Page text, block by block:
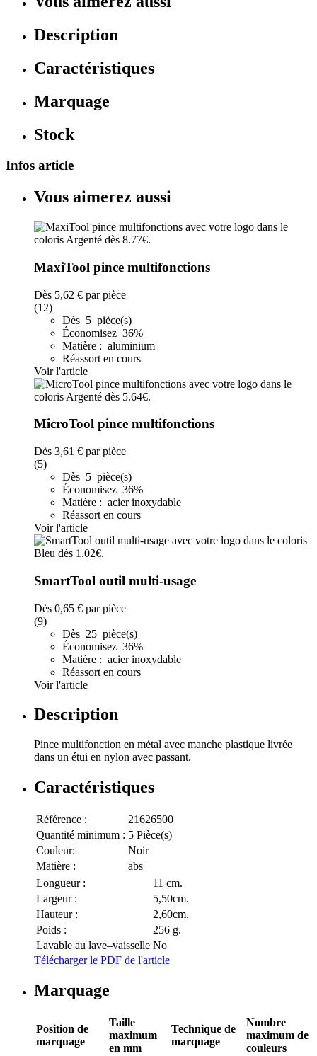
Description
Caractéristiques
Marquage
Stock
Infos article
Vous aimerez aussi
MaxiTool pince multifonctions
Dès 5,62 € par pièce
(12)
Dès 5 pièce(s)
Économisez 36%
Matière : aluminium
Réassort en cours
Voir l'article
MicroTool pince multifonctions
Dès 3,61 € par pièce
(5)
Dès 5 pièce(s)
Économisez 36%
Matière : acier inoxydable
Réassort en cours
Voir l'article
SmartTool outil multi-usage
Dès 0,65 € par pièce
(9)
Dès 25 pièce(s)
Économisez 36%
Matière : acier inoxydable
Réassort en cours
Voir l'article
Description
Pince multifonction en métal avec manche plastique livrée
dans un étui en nylon avec passant.
Caractéristiques
Référence :
21626500
Quantité minimum : 5 Pièce(s)
Couleur:
Noir
Matière :
abs
Longueur :
11 cm.
Largeur :
5,50cm.
Hauteur :
2,60cm.
Poids :
256 g.
Lavable au lave–vaisselle No
Télécharger le PDF de l'article
Marquage
Position de
marquage
Taille
maximum
en mm
Technique de
marquage
Nombre
maximum de
couleurs